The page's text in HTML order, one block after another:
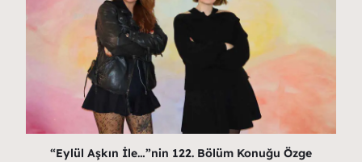
“Eylül Aşkın İle…”nin 122. Bölüm Konuğu Özge